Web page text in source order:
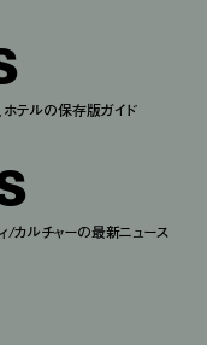
ホテルの保存版ガイド
/カルチャーの最新ニュース